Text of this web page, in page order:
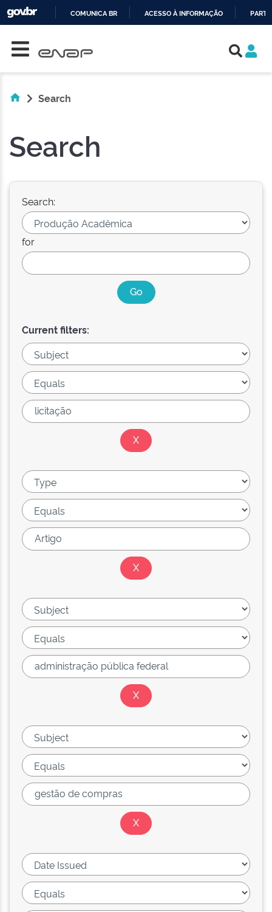
COMUNICA BR ACESSO À INFORMAÇÃO
Search
Search
Search:
for
Current filters: